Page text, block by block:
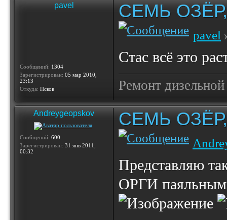
pavel
Сообщений: 1304
Зарегистрирован: 05 мар 2010,
23:13
Откуда: Псков
СЕМЬ
pavel
Стас всё это
Ремонт
Andreygeopskov
Сообщений: 600
Зарегистрирован: 31 янв 2011,
00:32
СЕМЬ
Представляю
ОРГИ